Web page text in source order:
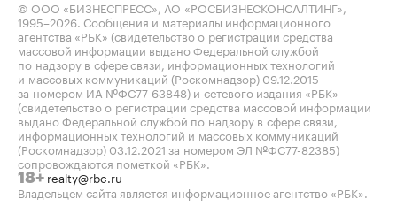
© ООО «БИЗНЕСПРЕСС», АО «РОСБИЗНЕСКОНСАЛТИНГ»,
1995–2026 . Сообщения и материалы информационного
агентства «РБК» (свидетельство о регистрации средства
массовой информации выдано Федеральной службой
по надзору в сфере связи, информационных технологий
и массовых коммуникаций (Роскомнадзор) 09.12.2015
за номером ИА №ФС77-63848) и сетевого издания «РБК»
(свидетельство о регистрации средства массовой информации
выдано Федеральной службой по надзору в сфере связи,
информационных технологий и массовых коммуникаций
(Роскомнадзор) 03.12.2021 за номером ЭЛ №ФС77-82385)
сопровождаются пометкой «РБК».
18+ realty@rbc.ru
Владельцем сайта является информационное агентство «РБК».